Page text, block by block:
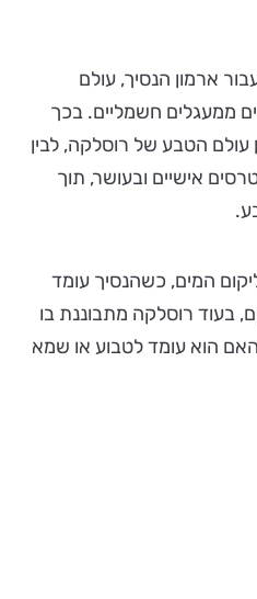
ארמון הנסיך, עולם
ממעגלים חשמליים. בכך
הטבע של רוסלקה, לבין
אישיים ובעושר, תוך
המים, כשהנסיך עומד
בעוד רוסלקה מתבוננת בו
הוא עומד לטבוע או שמא